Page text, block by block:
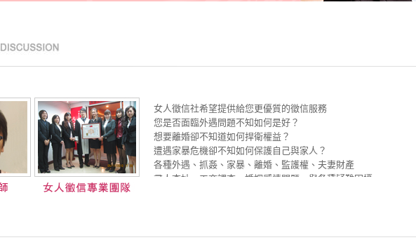
三者妨害家庭或通姦-徵信社線上討論
女人徵信社希望提供給您更優質的徵信服務
您是否面臨外遇問題不知如何是好？
想要離婚卻不知道如何捍衛權益？
遭遇家暴危機卻不知如何保護自己與家人？
各種外遇、抓姦、家暴、離婚、監護權、夫妻財產
尋人查址、工商調查、婚姻感情問題，與各種疑難困擾